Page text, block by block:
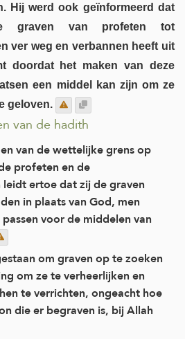
Hij werd ook geïnformeerd dat
graven van profeten tot
ver weg en verbannen heeft uit
doordat het maken van deze
een middel kan zijn om ze
geloven.
van de hadith
van de wettelijke grens op
profeten en de
ertoe dat zij de graven
in plaats van God, men
voor de middelen van
om graven op te zoeken
om ze te verheerlijken en
te verrichten, ongeacht hoe
die er begraven is, bij Allah